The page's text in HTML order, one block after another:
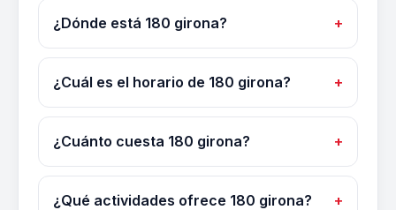
¿Dónde está 180 girona?
¿Cuál es el horario de 180 girona?
¿Cuánto cuesta 180 girona?
¿Qué actividades ofrece 180 girona?